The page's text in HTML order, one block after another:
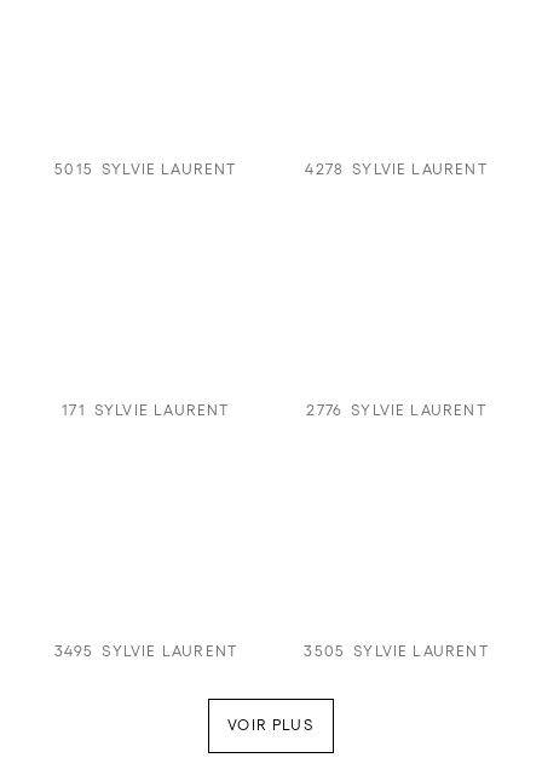
5015 SYLVIE LAURENT 4278 SYLVIE LAURENT
171 SYLVIE LAURENT 2776 SYLVIE LAURENT
3495 SYLVIE LAURENT 3505 SYLVIE LAURENT
VOIR PLUS